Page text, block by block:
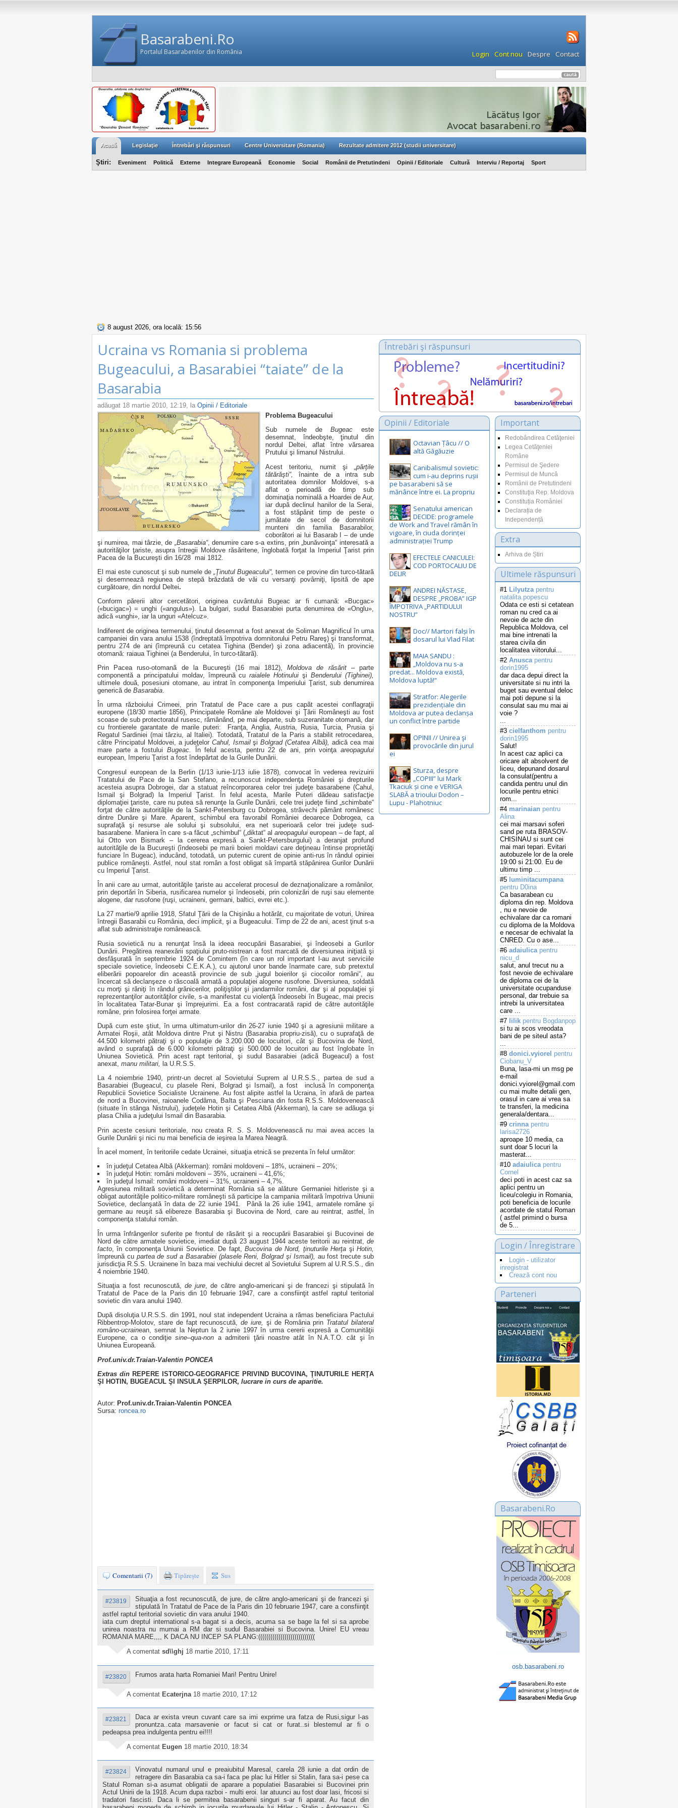
Basarabeni.Ro
Portalul Basarabenilor din România Login Cont nou Despre Contact
Acasă Legislaţie Întrebări şi răspunsuri Centre Universitare (Romania) Rezultate admitere 2012 (studii universitare)
Ştiri: Eveniment Politică Externe Integrare Europeană Economie Social Românii de Pretutindeni Opinii / Editoriale Cultură Interviu / Reportaj Sport
8 august 2026, ora locală: 15:56
Ucraina vs Romania si problema
Bugeacului, a Basarabiei “taiate” de la
Basarabia
adăugat 18 martie 2010, 12:19, la Opinii / Editoriale
Problema Bugeacului
Sub numele deBugeac este
desemnat, îndeobşte, ţinutul din
nordul Deltei, aflat între vărsarea
Prutului şi limanul Nistrului.
Acest teritoriu, numit şi
„părţile
tătărăşti“,
înainte de a intra sub
autoritatea domnilor Moldovei, s-a
aflat o perioadã de timp sub
dominaţia nominală a Hoardei de Aur,
iar după declinul hanilor de la Serai,
a fost stăpânit timp de peste o
jumătate de secol de domnitorii
munteni din familia Basarabilor,
coborâtori ai lui Basarab I – de unde
şi numirea, mai târzie, de „Basarabia“, denumire care s-a extins, prin „bunăvoinţa“ interesată a
autorităţilor ţariste, asupra întregii Moldove răsăritene, înglobată forţat la Imperiul Ţarist prin
Pacea de la Bucureşti din 16/28 mai 1812.
El mai este cunoscut şi sub numele de „Ţinutul Bugeacului“, termen ce provine din turco-tătară
şi desemnează regiunea de stepă brăzdată de văi cu versanţi povârniţi, lipsită de ape
curgătoare, din nordul Deltei.
Conform părerii altor cercetători, originea cuvântului Bugeac ar fi cumană: «Bucgac»
(«bucigac») = unghi («angulus»). La bulgari, sudul Basarabiei purta denumirea de «Onglu»,
adică «unghi», iar la unguri «Atelcuz».
Indiferent de originea termenului, ţinutul desemnat a fost anexat de Soliman Magnificul în uma
campaniei din vara anului 1538 (îndreptată împotriva domnitorului Petru Rareş) şi transformat,
pentru 274 de ani (împreună cu cetatea Tighina (Bender) şi zona adiacentã), în provincie
otomană: raiaua Tighinei (a Benderului, în turco-tãtarã).
Prin Pacea ruso-otomanã de la Bucureşti (16 mai 1812),Moldova de răsărit– parte
componentă a principatului moldav, împreună curaialele Hotinului şiBenderului (Tighinei),
ultimele două, posesiuni otomane, au intrat în componenţa Imperiului Ţarist, sub denumirea
generică de Basarabia
În urma războiului Crimeei, prin Tratatul de Pace care a pus capãt acestei conflagraţii
europene (18/30 martie 1856), Principatele Române ale Moldovei şi Ţării Româneşti au fost
scoase de sub protectoratul rusesc, rămânând, pe mai departe, sub suzeranitate otomană, dar
cu frontierele garantate de marile puteri: Franţa, Anglia, Austria, Rusia, Turcia, Prusia şi
Regatul Sardiniei (mai târziu, al Italiei). Totodată, Tratatul de la Paris a stabilit retrocedarea,
către Principatul Moldovei, a judeţelor Cahul, IsmailşiBolgrad (Cetatea Albã), adică cea mai
mare parte a fostului Bugeac. În felul acesta, pentru 22 de ani, prin voinţaareopagului
european, Imperiu Ţarist a fost îndepărtat de la Gurile Dunării.
Congresul european de la Berlin (1/13 iunie-1/13 iulie 1878), convocat în vederea revizuirii
Tratatului de Pace de la San Stefano, a recunoscut independenţa României şi drepturile
acesteia asupra Dobrogei, dar a statuat reîncorporarea celor trei judeţe basarabene (Cahul,
Ismail şi Bolgrad) la Imperiul Ţarist. În felul acesta, Marile Puteri dãdeau satisfacţie
diplomaţiei ţariste, care nu putea să renunţe la Gurile Dunării, cele trei judeţe fiind „schimbate“
forţat de către autoritãţile de la Sankt-Petersburg cu Dobrogea, străvechi pãmânt românesc
dintre Dunăre şi Mare. Aparent, schimbul era favorabil României deoarece Dobrogea, ca
suprafaţă şi resurse ale solului şi subsolului, era net superioară celor trei judeţe sud-
basarabene. Maniera în care s-a făcut „schimbul“ („diktat“ alareopaguluieuropean – de fapt, al
lui Otto von Bismark – la cererea expresă a Sankt-Petersburgului) a deranjat profund
autorităţile de la Bucureşti (îndeosebi pe marii boieri moldavi care deţineau întinse proprietăţi
funciare în Bugeac), inducând, totodată, un puternic curent de opinie anti-rus în rândul opiniei
publice româneşti. Astfel, noul stat român a fost obligat să împartă stăpânirea Gurilor Dunării
cu Imperiul Ţarist.
În anii care au urmat, autorităţile ţariste au accelerat procesul de deznaţionalizare a românilor,
prin deportări în Siberia, rusificarea numelor şi îndeosebi, prin colonizări de ruşi sau elemente
alogene, dar rusofone (ruşi, ucraineni, germani, baltici, evrei etc.).
La 27 martie/9 aprilie 1918, Sfatul Ţării de la Chişinău a hotărât, cu majoritate de voturi, Unirea
întregii Basarabii cu România, deci implicit, şi a Bugeacului. Timp de 22 de ani, acest ţinut s-a
aflat sub administraţie românească.
Rusia sovietică nu a renunţat însă la ideea reocupării Basarabiei, şi îndeosebi a Gurilor
Dunării. Pregătirea reanexării spaţiului pruto-nistrean a fost marcată de diversiunea iniţiată şi
desfăşurată în septembrie 1924 de Comintern (în care un rol important l-au avut serviciile
speciale sovietice, îndeosebi C.E.K.A.), cu ajutorul unor bande înarmate care, sub pretextul
eliberării popoarelor din această provincie de sub „jugul boierilor şi ciocoilor români“, au
încercat să declanşeze o răscoală armată a populaţiei alogene rusofone. Diversiunea, soldată
cu morţi şi răniţi în rândul grănicerilor, poliţiştilor şi jandarmilor români, dar şi al populaţiei şi
reprezentanţilor autorităţilor civile, s-a manifestat cu violenţă îndeosebi în Bugeac, mai precis
în localitatea Tatar-Bunar şi împrejurimi. Ea a fost contracarată rapid de către autorităţile
române, prin folosirea forţei armate.
După cum este ştiut, în urma ultimatum-urilor din 26-27 iunie 1940 şi a agresiunii militare a
Armatei Roşii, atât Moldova dintre Prut şi Nistru (Basarabia propriu-zisă), cu o suprafaţă de
44.500 kilometri pătraţi şi o populaţie de 3.200.000 de locuitori, cât şi Bucovina de Nord,
având o suprafaţă de 6.000 kilometri pătraţi şi 500.000 de locuitori au fost înglobate în
Uniunea Sovietică. Prin acest rapt teritorial, şi sudul Basarabiei (adicã Bugeacul) a fost
anexat, manu militari,
la U.R.S.S.
La 4 noiembrie 1940, printr-un decret al Sovietului Suprem al U.R.S.S., partea de sud a
Basarabiei (Bugeacul, cu plasele Reni, Bolgrad şi Ismail), a fost inclusă în componenţa
Republicii Sovietice Socialiste Ucrainene. Au fost alipite astfel la Ucraina, în afară de partea
de nord a Bucovinei, raioanele Codâma, Balta şi Pesciana din fosta R.S.S. Moldovenească
(situate în stânga Nistrului), judeţele Hotin şi Cetatea Albă (Akkerman), la care se adăuga şi
plasa Chilia a judeţului Ismail din Basarabia.
Prin aceste cesiuni teritoriale, nou creata R. S. S. Moldovenească nu mai avea acces la
Gurile Dunării şi nici nu mai beneficia de ieşirea la Marea Neagră.
În acel moment, în teritoriile cedate Ucrainei, situaţia etnică se prezenta în felul următor:
în judeţul Cetatea Albă (Akkerman): români moldoveni – 18%, ucraineni – 20%;
în judeţul Hotin: români moldoveni – 35%, ucraineni – 41,6%;
în judeţul Ismail: români moldoveni – 31%, ucraineni – 4,7%.
Agresiunea militară sovietică a determinat România să se alăture Germaniei hitleriste şi a
obligat autorităţile politico-militare româneşti să participe la campania militară împotriva Uniunii
Sovietice, declanşată în data de 22 iunie 1941. Până la 26 iulie 1941, armatele române şi
germane au reuşit să elibereze Basarabia şi Bucovina de Nord, care au reintrat, astfel, în
componenţa statului român.
În urma înfrângerilor suferite pe frontul de răsărit şi a reocupării Basarabiei şi Bucovinei de
Nord de către armatele sovietice, imediat dupã 23 august 1944 aceste teritorii au reintrat, de
facto , în componenţa Uniunii Sovietice. De fapt,Bucovina de Nord, ţinuturile Herţa şi Hotin,
împreună cu partea de sud a Basarabiei (plasele Reni, Bolgrad şi Ismail), au fost trecute sub
jurisdicţia R.S.S. Ucrainene în baza mai vechiului decret al Sovietului Suprem al U.R.S.S., din
4 noiembrie 1940.
Situaţia a fost recunoscută, de jure , de către anglo-americani şi de francezi şi stipulată în
Tratatul de Pace de la Paris din 10 februarie 1947, care a consfiinţit astfel raptul teritorial
sovietic din vara anului 1940.
După disoluţia U.R.S.S. din 1991, noul stat independent Ucraina a rămas beneficiara Pactului
Ribbentrop-Molotov, stare de fapt recunoscută,de iure, şi de România prin Tratatul bilateral
româno-ucrainean, semnat la Neptun la 2 iunie 1997 în urma cererii expresă a Comunităţii
Europene, ca o condiţiesine–qua-non a admiterii ţării noastre atât în N.A.T.O. cât şi în
Uniunea Europeană.
Prof.univ.dr.Traian-Valentin PONCEA
Extras din REPERE ISTORICO-GEOGRAFICE PRIVIND BUCOVINA, ŢINUTURILE HERŢA
ŞI HOTIN, BUGEACUL ŞI INSULA ŞERPILOR, lucrare in curs de aparitie.
Autor: Prof.univ.dr.Traian-Valentin PONCEA
Sursa: roncea.ro
Comentarii (7) Tipăreşte Sus
#23819
Situaţia a fost recunoscută, de jure, de către anglo-americani şi de francezi şi
stipulată în Tratatul de Pace de la Paris din 10 februarie 1947, care a consfiinţit
astfel raptul teritorial sovietic din vara anului 1940.
iata cum dreptul international s-a bagat si a decis, acuma sa se bage la fel si sa aprobe
unirea noastra nu mumai a RM dar si sudul Basarabiei si Bucovina. Unire! EU vreau
ROMANIA MARE,,,, K DACA NU INCEP SA PLANG:((((((((((((((((((((((((((((
A comentat sd\\ghj 18 martie 2010, 17:11
#23820 Frumos arata harta Romaniei Mari! Pentru Unire!
A comentat Ecaterjna 18 martie 2010, 17:12
#23821
Daca ar exista vreun cuvant care sa imi exprime ura fatza de Rusi,sigur l-as
pronuntza..cata marsavenie or facut si cat or furat..si blestemul ar fi o
pedeapsa prea indulgenta pentru ei!!!!
A comentat Eugen 18 martie 2010, 18:34
#23824
Vinovatul numarul unul e preaiubitul Maresal, carela 28 iunie a dat ordin de
retragere din Basarabia ca sa-i faca pe plac lui Hitler si Stalin, fara sa-i pese ca
Statul Roman si-a asumat obligatii de aparare a populatiei Basarabiei si Bucovinei prin
Actul Unirii de la 1918. Acum dupa razboi - multi eroi. Iar atuunci au fost doar lasi, fricosi si
tradatori fascisti. Daca li se permitea basarabenii singuri s-ar fi aparat. Au facut din
Întrebări şi răspunsuri
Important
Redobândirea Cetăţeniei
Legea Cetăţeniei
Române
Permisul de Şedere
Permisul de Muncă
Românii de Pretutindeni
Constituţia Rep. Moldova
Constituția României
Declarația de
Independență
Extra
Arhiva de Știri
Ultimele răspunsuri
#1 Lilyutzapentru
natalita.popescu
Odata ce esti si cetatean
roman nu cred ca ai
nevoie de acte din
Republica Moldova, cel
mai bine intrenati la
starea civila din
localitatea viitorului...
#2 Anuscapentru
dorin1995
dar daca depui direct la
universitate si nu intri la
buget sau eventual deloc
mai poti depune si la
consulat sau mu mai ai
voie ?
...
#3 cielfanthom pentru
dorin1995
Salut!
In acest caz aplici ca
oricare alt absolvent de
liceu, depunand dosarul
la consulat(pentru a
candida pentru unul din
locurile pentru etnici
rom...
#4 marinaian pentru
Alina
cei mai marsavi soferi
sand pe ruta BRASOV-
CHISINAU si sunt cei
mai mari tepari. Evitari
autobuzele lor de la orele
19:00 si 21:00. Eu de
ultimu timp ...
#5 luminitacumpana
pentru D0ina
Ca basarabean cu
diploma din rep. Moldova
, nu e nevoie de
echivalare dar ca romani
cu diploma de la Moldova
e necesar de echivalat la
CNRED. Cu o ase...
#6 adaiulicapentru
nicu_d
salut, anul trecut nu a
fost nevoie de echivalare
de diploma cei de la
universitate ocupanduse
personal, dar trebuie sa
intrebi la universitatea
care ...
#7 lilik pentru Bogdanpop
si tu ai scos vreodata
bani de pe siteul asta?
...
#8 donici.vyiorel pentru
Ciobanu_V
Buna, lasa-mi un msg pe
e-mail
donici.vyiorel@gmail.com
cu mai multe detalii gen,
orasul in care ai vrea sa
te transferi, la medicina
generala/dentara...
#9 crinnapentru
larisa2726
aproape 10 media, ca
sunt doar 5 locuri la
masterat...
#10 adaiulicapentru
Cornel
deci poti in acest caz sa
aplici pentru un
liceu/colegiu in Romania,
poti beneficia de locurile
acordate de statul Roman
( astfel primind o bursa
de 5...
Login / Înregistrare
Login - utilizator
inregistrat
Crează cont nou
Parteneri
Basarabeni.Ro
osb.basarabeni.ro
Opinii / Editoriale
Octavian Țâcu // O
altă Găgăuzie
Canibalismul sovietic:
cum i-au deprins rușii
pe basarabeni să se
mănânce între ei. La propriu
Senatului american
DECIDE: programele
de Work and Travel rămân în
vigoare, în ciuda dorinței
administrației Trump
EFECTELE CANICULEI:
COD PORTOCALIU DE
DELIR
ANDREI NĂSTASE,
DESPRE „PROBA” IGP
ÎMPOTRIVA „PARTIDULUI
NOSTRU”
Doc// Martori falși în
dosarul lui Vlad Filat
MAIA SANDU :
„Moldova nu s-a
predat... Moldova există,
Moldova luptă!“
Stratfor: Alegerile
prezidențiale din
Moldova ar putea declanșa
un conflict între partide
OPINII // Unirea şi
provocările din jurul
ei
Sturza, despre
„COPIII” lui Mark
Tkaciuk și cine e VERIGA
SLABĂ a trioului Dodon –
Lupu - Plahotniuc